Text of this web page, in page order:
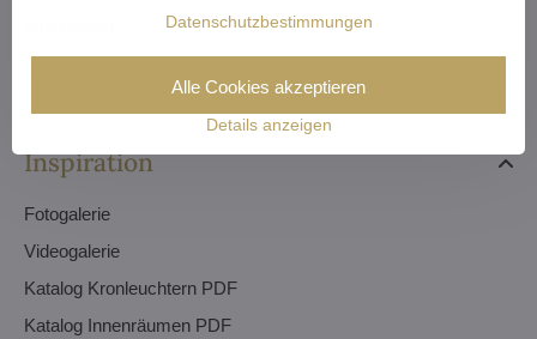
Inspiration
Fotogalerie
Videogalerie
Katalog Kronleuchtern PDF
Katalog Innenräumen PDF
Datenschutzbestimmungen
Details anzeigen
Alle Cookies akzeptieren